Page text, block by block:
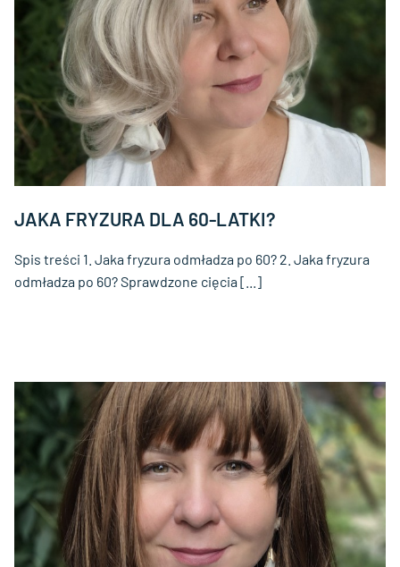
JAKA FRYZURA DLA 60-LATKI?
Spis treści 1. Jaka fryzura odmładza po 60? 2. Jaka fryzura
odmładza po 60? Sprawdzone cięcia [...]